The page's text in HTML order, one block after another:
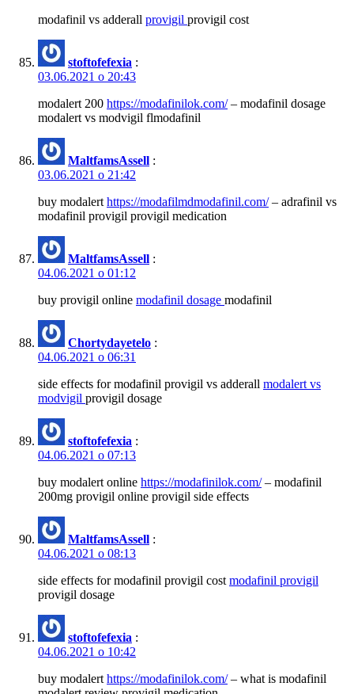
modafinil vs adderall provigil provigil cost
stoftofefexia :
03.06.2021 о 20:43
modalert 200 https://modafinilok.com/– modafinil dosage
modalert vs modvigil flmodafinil
MaltfamsAssell :
03.06.2021 о 21:42
buy modalert https://modafilmdmodafinil.com/– adrafinil vs
modafinil provigil provigil medication
MaltfamsAssell :
04.06.2021 о 01:12
buy provigil online modafinil dosage modafinil
Chortydayetelo :
04.06.2021 о 06:31
side effects for modafinil provigil vs adderall modalert vs
modvigil provigil dosage
stoftofefexia :
04.06.2021 о 07:13
buy modalert online https://modafinilok.com/– modafinil
200mg provigil online provigil side effects
MaltfamsAssell :
04.06.2021 о 08:13
side effects for modafinil provigil cost modafinil provigil
provigil dosage
stoftofefexia :
04.06.2021 о 10:42
buy modalert https://modafinilok.com/– what is modafinil